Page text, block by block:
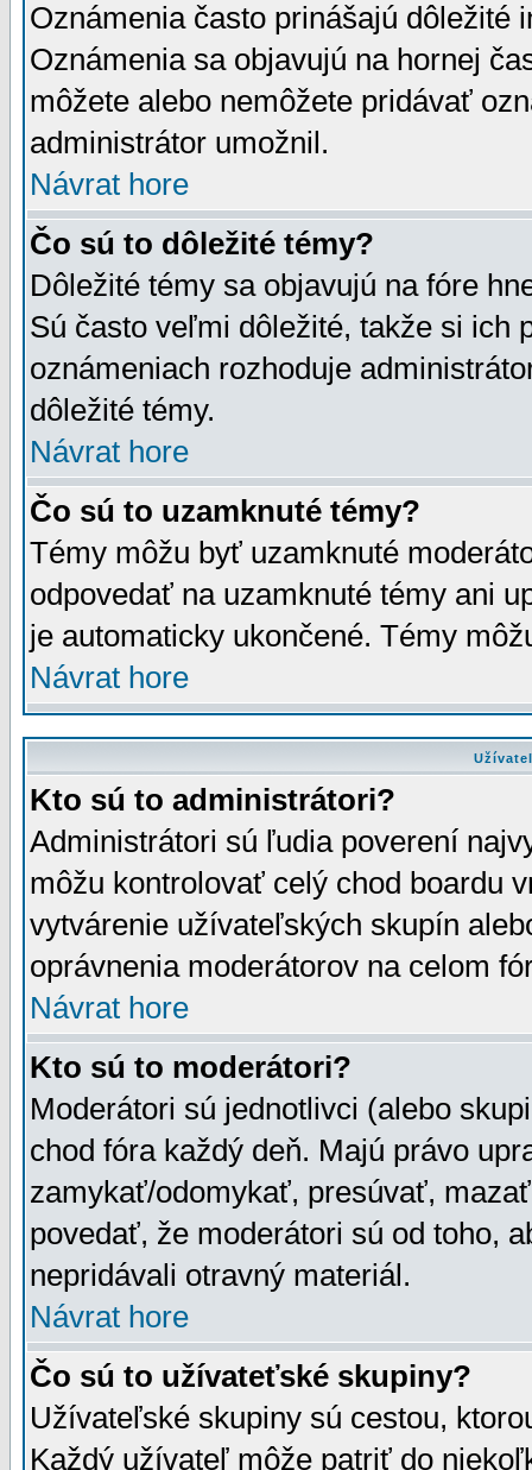
Oznámenia často prinášajú dôležité
Oznámenia sa objavujú na hornej
môžete alebo nemôžete pridávať
administrátor umožnil.
Návrat hore
Čo sú to dôležité témy?
Dôležité témy sa objavujú na fóre
Sú často veľmi dôležité, takže si ich
oznámeniach rozhoduje
dôležité témy.
Návrat hore
Čo sú to uzamknuté témy?
Témy môžu byť uzamknuté
odpovedať na uzamknuté témy ani
je automaticky ukončené. Témy
Návrat hore
Kto sú to administrátori?
Administrátori sú ľudia poverení
môžu kontrolovať celý chod boardu
vytvárenie užívateľských skupín
oprávnenia moderátorov na celom
Návrat hore
Kto sú to moderátori?
Moderátori sú jednotlivci (alebo
chod fóra každý deň. Majú právo
zamykať/odomykať, presúvať,
povedať, že moderátori sú od toho,
nepridávali otravný materiál.
Návrat hore
Čo sú to užívateťské skupiny?
Užívateľské skupiny sú cestou,
Každý užívateľ môže patriť do